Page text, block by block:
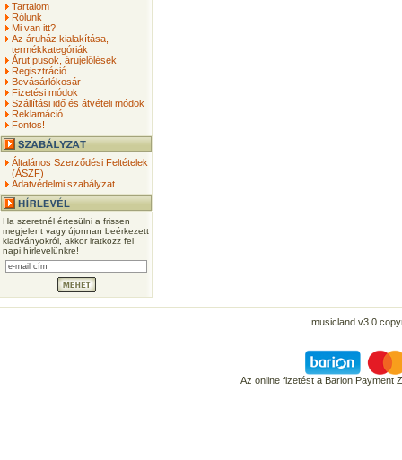
Tartalom
Rólunk
Mi van itt?
Az áruház kialakítása,
termékkategóriák
Árutípusok, árujelölések
Regisztráció
Bevásárlókosár
Fizetési módok
Szállítási idő és átvételi módok
Reklamáció
Fontos!
Általános Szerződési Feltételek
(ÁSZF)
Adatvédelmi szabályzat
Ha szeretnél értesülni a frissen
megjelent vagy újonnan beérkezett
kiadványokról, akkor iratkozz fel
napi hírlevelünkre!
musicland v3.0
Az online fizetést a Barion Payment